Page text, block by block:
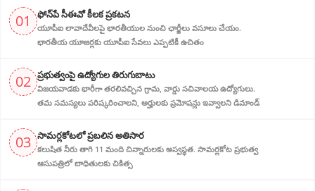
01 ఫోన్‌పే సీఈవో కీలక ప్రకటన
యూపీఐ లావాదేవీలపై భారతీయుల నుంచి ఛార్జీలు వసూలు చేయం.
భారతీయ యూజర్లకు యూపీఐ సేవలు ఎప్పటికీ ఉచితం
02 ప్ర‌భుత్వంపై ఉద్యోగుల తిరుగుబాటు
విజయవాడకు భారీగా తరలివచ్చిన గ్రామ‌, వార్డు సచివాలయ ఉద్యోగులు.
తమ సమస్యలు పరిష్కరించాలని, అర్హుల‌కు ప్రమోషన్లు ఇవ్వాలని డిమాండ్
03 సామర్లకోటలో ప్రబలిన అతిసార
కలుషిత నీరు తాగి 11 మంది చిన్నారులకు అస్వస్థత. సామర్లకోట ప్రభుత్వ
ఆసుపత్రిలో బాధితులకు చికిత్స